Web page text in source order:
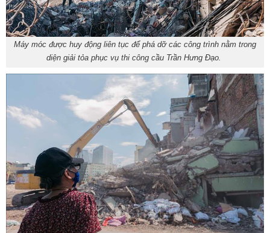
Máy móc được huy động liên tục để phá dỡ các công trình nằm trong
diện giải tỏa phục vụ thi công cầu Trần Hưng Đạo.